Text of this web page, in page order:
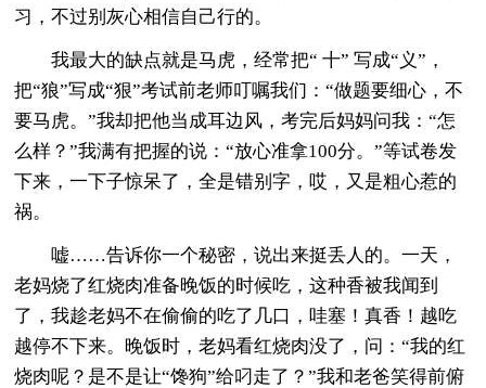
习，不过别灰心相信自己行的。
我最大的缺点就是马虎，经常把“ 十” 写成“义”，
把“狼”写成“狠”考试前老师叮嘱我们：“做题要细心，不
要马虎。”我却把他当成耳边风，考完后妈妈问我：“怎
么样？”我满有把握的说：“放心准拿100分。”等试卷发
下来，一下子惊呆了，全是错别字，哎，又是粗心惹的
祸。
嘘……告诉你一个秘密，说出来挺丢人的。一天，
老妈烧了红烧肉准备晚饭的时候吃，这种香被我闻到
了，我趁老妈不在偷偷的吃了几口，哇塞！真香！越吃
越停不下来。晚饭时，老妈看红烧肉没了，问：“我的红
烧肉呢？是不是让“馋狗”给叼走了？”我和老爸笑得前俯